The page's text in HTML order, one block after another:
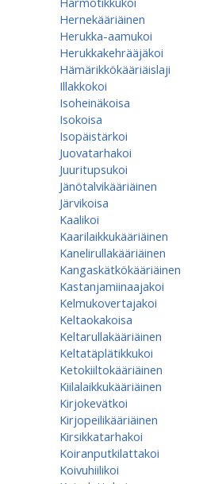
Hernekääriäinen
Herukka-aamukoi
Herukkakehrääjäkoi
Hämärikkökääriäislaji
Illakkokoi
Isoheinäkoisa
Isokoisa
Isopäistärkoi
Juovatarhakoi
Juuritupsukoi
Jänötalvikääriäinen
Järvikoisa
Kaalikoi
Kaarilaikkukääriäinen
Kanelirullakääriäinen
Kangaskätkökääriäinen
Kastanjamiinaajakoi
Kelmukovertajakoi
Keltaokakoisa
Keltarullakääriäinen
Keltatäplätikkukoi
Ketokiiltokääriäinen
Kiilalaikkukääriäinen
Kirjokevätkoi
Kirjopeilikääriäinen
Kirsikkatarhakoi
Koiranputkilattakoi
Koivuhiilikoi